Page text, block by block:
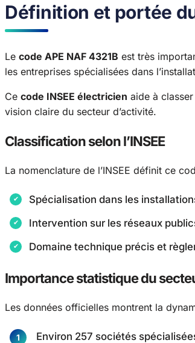
Définition et portée
Le code APE NAF 4321B est très
les entreprises spécialisées dans
Ce code INSEE électricien aide à
vision claire du secteur d’activité.
Classification selon l’INSEE
La nomenclature de l’INSEE définit ce
Spécialisation dans les
Intervention sur les réseaux
Domaine technique précis et
Importance statistique du
Les données officielles montrent la
Environ 257 sociétés